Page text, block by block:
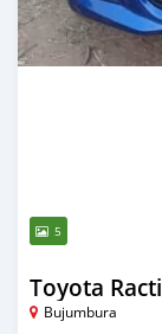
5
Toyota
Bujumbura